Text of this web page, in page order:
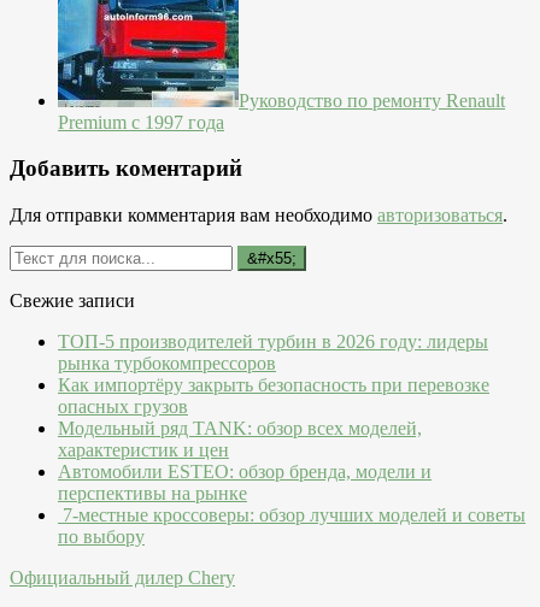
Руководство по ремонту Renault
Premium с 1997 года
Добавить коментарий
Для отправки комментария вам необходимо авторизоваться.
Свежие записи
ТОП-5 производителей турбин в 2026 году: лидеры
рынка турбокомпрессоров
Как импортёру закрыть безопасность при перевозке
опасных грузов
Модельный ряд TANK: обзор всех моделей,
характеристик и цен
Автомобили ESTEO: обзор бренда, модели и
перспективы на рынке
7-местные кроссоверы: обзор лучших моделей и советы
по выбору
Официальный дилер Chery